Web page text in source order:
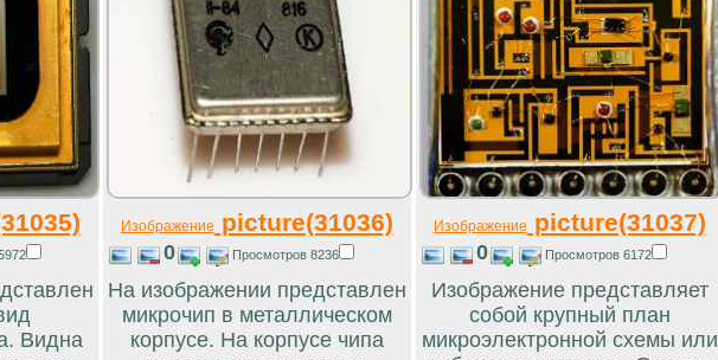
Видна
Изображение picture(31036)
0 Просмотров 8236
На изображении представлен
микрочип в металлическом
корпусе. На корпусе чипа
Изображение picture(31037)
0 Просмотров 6172
Изображение представляет
собой крупный план
микроэлектронной схемы или